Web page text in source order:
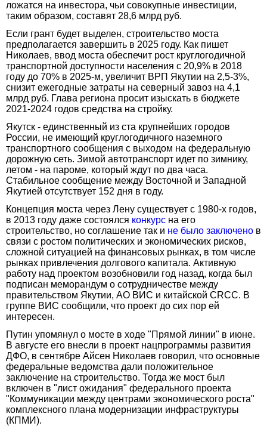
ложатся на инвестора, чьи совокупные инвестиции,
таким образом, составят 28,6 млрд руб.
Если грант будет выделен, строительство моста
предполагается завершить в 2025 году. Как пишет
Николаев, ввод моста обеспечит рост круглогодичной
транспортной доступности населения с 20,9% в 2018
году до 70% в 2025-м, увеличит ВРП Якутии на 2,5-3%,
снизит ежегодные затраты на северный завоз на 4,1
млрд руб. Глава региона просит изыскать в бюджете
2021-2024 годов средства на стройку.
Якутск - единственный из ста крупнейших городов
России, не имеющий круглогодичного наземного
транспортного сообщения с выходом на федеральную
дорожную сеть. Зимой автотранспорт идет по зимнику,
летом - на пароме, который ждут по два часа.
Стабильное сообщение между Восточной и Западной
Якутией отсутствует 152 дня в году.
Концепция моста через Лену существует с 1980-х годов,
в 2013 году даже состоялся конкурс на его
строительство, но соглашение так и не было заключено в
связи с ростом политических и экономических рисков,
сложной ситуацией на финансовых рынках, в том числе
рынках привлечения долгового капитала. Активную
работу над проектом возобновили год назад, когда был
подписан меморандум о сотрудничестве между
правительством Якутии, АО ВИС и китайской CRCC. В
группе ВИС сообщили, что проект до сих пор ей
интересен.
Путин упомянул о мосте в ходе "Прямой линии" в июне.
В августе его внесли в проект нацпрограммы развития
ДФО, в сентябре Айсен Николаев говорил, что основные
федеральные ведомства дали положительное
заключение на строительство. Тогда же мост был
включен в "лист ожидания" федерального проекта
"Коммуникации между центрами экономического роста"
комплексного плана модернизации инфраструктуры
(КПМИ).